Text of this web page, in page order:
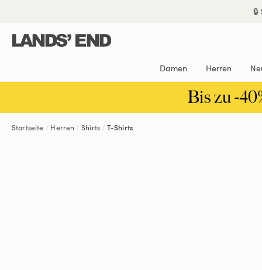
Inhalt
Navigation
Suche
Damen Herren
Bis zu -
Startseite Herren Shirts T-Shirts